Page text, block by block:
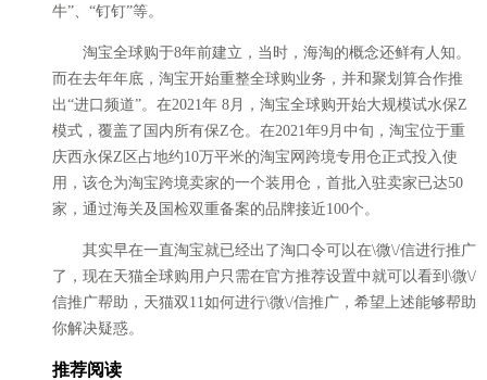
牛”、“钉钉”等。
淘宝全球购于8年前建立，当时，海淘的概念还鲜有人知。
而在去年年底，淘宝开始重整全球购业务，并和聚划算合作推
出“进口频道”。在2021年 8月，淘宝全球购开始大规模试水保Z
模式，覆盖了国内所有保Z仓。在2021年9月中旬，淘宝位于重
庆西永保Z区占地约10万平米的淘宝网跨境专用仓正式投入使
用，该仓为淘宝跨境卖家的一个装用仓，首批入驻卖家已达50
家，通过海关及国检双重备案的品牌接近100个。
其实早在一直淘宝就已经出了淘口令可以在\微\/信进行推广
了，现在天猫全球购用户只需在官方推荐设置中就可以看到\微\/
信推广帮助，天猫双11如何进行\微\/信推广，希望上述能够帮助
你解决疑惑。
推荐阅读